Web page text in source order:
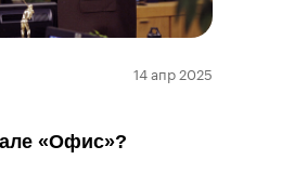
14 апр 2025
«Офис»?